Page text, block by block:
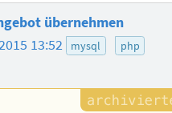
übernehmen
13:52 mysql php